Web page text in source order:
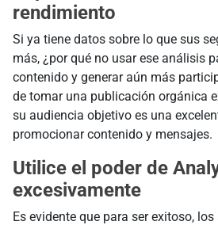
rendimiento
Si ya tiene datos sobre lo que sus
más, ¿por qué no usar ese análisis
contenido y generar aún más
de tomar una publicación orgánica
su audiencia objetivo es una
promocionar contenido y mensajes.
Utilice el poder de
excesivamente
Es evidente que para ser exitoso,